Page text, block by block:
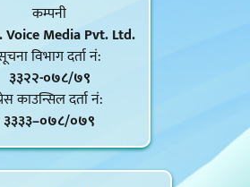
कम्पनी
Voice Media Pvt. Ltd.
विभाग दर्ता नं‍:
३३२२-०७८/७९
काउन्सिल दर्ता नं‍:
३३३३–०७८/०७९